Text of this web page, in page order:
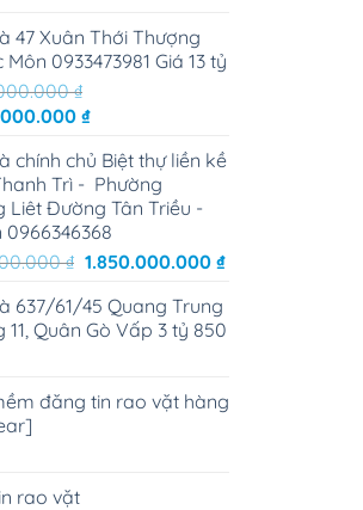
47 Xuân Thới Thượng
Môn 0933473981 Giá 13 tỷ
₫
₫.
₫Giá
tại
là:
13.700.000.000 ₫.
chính chủ Biệt thự liền kề
Trì - Phường
Liêt Đường Tân Triều -
0966346368
₫ Giá
là:
1.950.000.000 ₫.
1.850.000.000 ₫Giá
là:
637/61/45 Quang Trung
11, Quân Gò Vấp 3 tỷ 850
đăng tin rao vặt hàng
rao vặt